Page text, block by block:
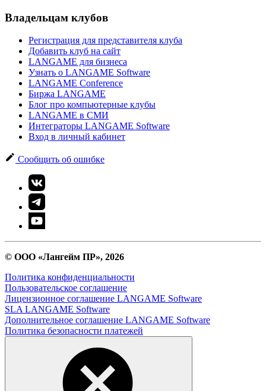
Владельцам клубов
Регистрация для представителя клуба
Добавить клуб на сайт
LANGAME для бизнеса
Узнать о LANGAME Software
LANGAME Conference
Биржа LANGAME
Блог про компьютерные клубы
LANGAME в СМИ
Интеграторы LANGAME Software
Вход в личный кабинет
Сообщить об ошибке
© ООО «Лангейм ПР», 2026
Политика конфиденциальности
Пользовательское соглашение
Лицензионное соглашение LANGAME Software
SLA LANGAME Software
Дополнительное соглашение LANGAME Software
Политика безопасности платежей